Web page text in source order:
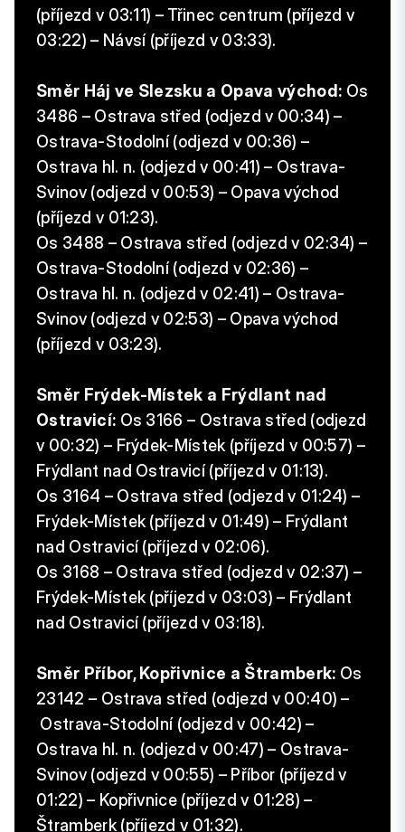
(příjezd v 03:11) – Třinec centrum (příjezd v
03:22) – Návsí (příjezd v 03:33).
Směr Háj ve Slezsku a Opava východ: Os
3486 – Ostrava střed (odjezd v 00:34) –
Ostrava-Stodolní (odjezd v 00:36) –
Ostrava hl. n. (odjezd v 00:41) – Ostrava-
Svinov (odjezd v 00:53) – Opava východ
(příjezd v 01:23).
Os 3488 – Ostrava střed (odjezd v 02:34) –
Ostrava-Stodolní (odjezd v 02:36) –
Ostrava hl. n. (odjezd v 02:41) – Ostrava-
Svinov (odjezd v 02:53) – Opava východ
(příjezd v 03:23).
Směr Frýdek-Místek a Frýdlant nad
Ostravicí: Os 3166 – Ostrava střed (odjezd
v 00:32) – Frýdek-Místek (příjezd v 00:57) –
Frýdlant nad Ostravicí (příjezd v 01:13).
Os 3164 – Ostrava střed (odjezd v 01:24) –
Frýdek-Místek (příjezd v 01:49) – Frýdlant
nad Ostravicí (příjezd v 02:06).
Os 3168 – Ostrava střed (odjezd v 02:37) –
Frýdek-Místek (příjezd v 03:03) – Frýdlant
nad Ostravicí (příjezd v 03:18).
Směr Příbor, Kopřivnice a Štramberk: Os
23142 – Ostrava střed (odjezd v 00:40) –
Ostrava-Stodolní (odjezd v 00:42) –
Ostrava hl. n. (odjezd v 00:47) – Ostrava-
Svinov (odjezd v 00:55) – Příbor (příjezd v
01:22) – Kopřivnice (příjezd v 01:28) –
Štramberk (příjezd v 01:32).